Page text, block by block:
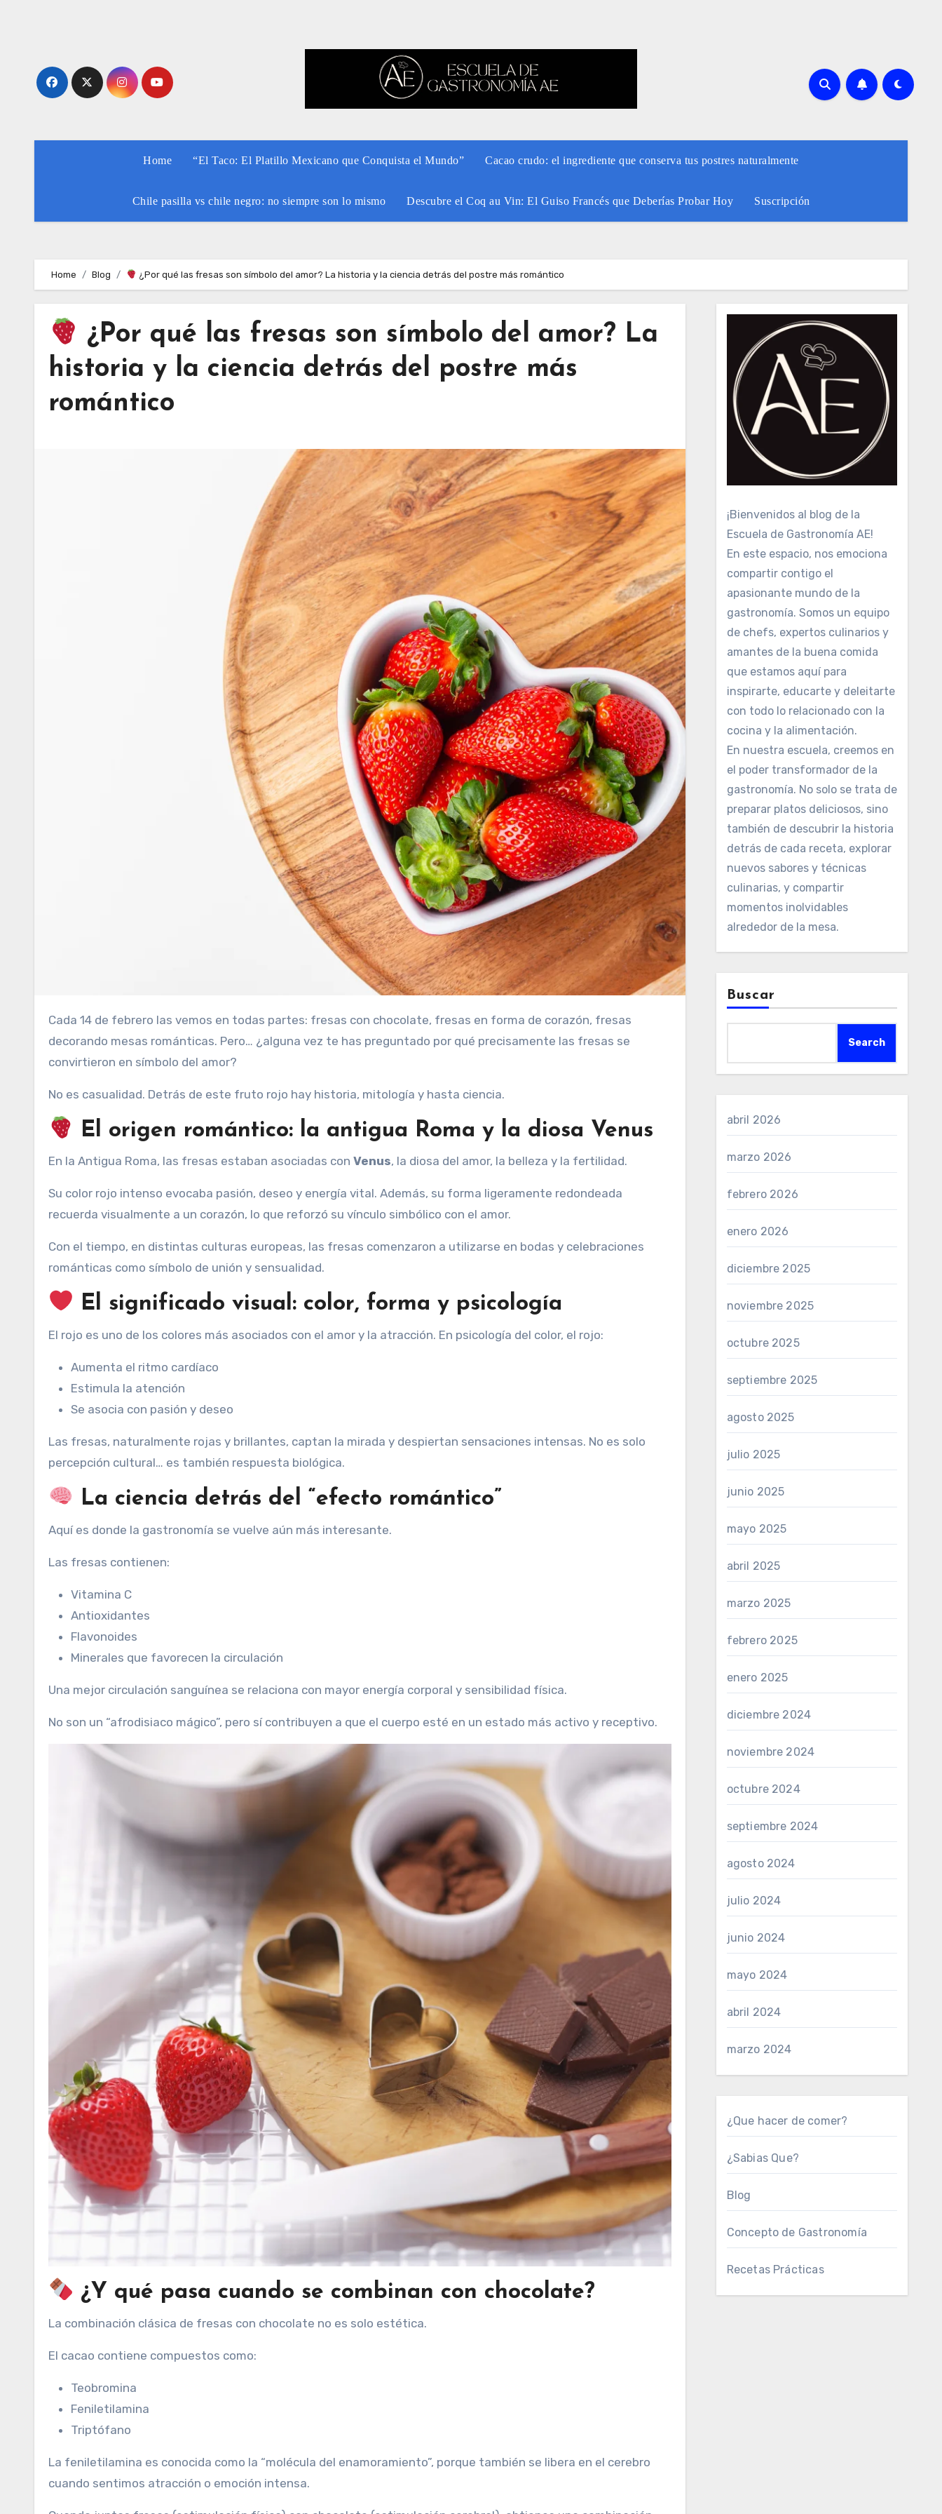
Home “El Taco: El Platillo Mexicano que Conquista el Mundo” Cacao crudo: el ingrediente que conserva tus postres naturalmente
Chile pasilla vs chile negro: no siempre son lo mismo Descubre el Coq au Vin: El Guiso Francés que Deberías Probar Hoy Suscripción
Home Blog ¿Por qué las fresas son símbolo del amor? La historia y la ciencia detrás del postre más romántico
¿Por qué las fresas son símbolo del amor? La
historia y la ciencia detrás del postre más
romántico
Cada 14 de febrero las vemos en todas partes: fresas con chocolate, fresas en forma de corazón, fresas
decorando mesas románticas. Pero… ¿alguna vez te has preguntado por qué precisamente las fresas se
convirtieron en símbolo del amor?
No es casualidad. Detrás de este fruto rojo hay historia, mitología y hasta ciencia.
El origen romántico: la antigua Roma y la diosa Venus
En la Antigua Roma, las fresas estaban asociadas con Venus, la diosa del amor, la belleza y la fertilidad.
Su color rojo intenso evocaba pasión, deseo y energía vital. Además, su forma ligeramente redondeada
recuerda visualmente a un corazón, lo que reforzó su vínculo simbólico con el amor.
Con el tiempo, en distintas culturas europeas, las fresas comenzaron a utilizarse en bodas y celebraciones
románticas como símbolo de unión y sensualidad.
El significado visual: color, forma y psicología
El rojo es uno de los colores más asociados con el amor y la atracción. En psicología del color, el rojo:
Aumenta el ritmo cardíaco
Estimula la atención
Se asocia con pasión y deseo
Las fresas, naturalmente rojas y brillantes, captan la mirada y despiertan sensaciones intensas. No es solo
percepción cultural… es también respuesta biológica.
La ciencia detrás del “efecto romántico”
Aquí es donde la gastronomía se vuelve aún más interesante.
Las fresas contienen:
Vitamina C
Antioxidantes
Flavonoides
Minerales que favorecen la circulación
Una mejor circulación sanguínea se relaciona con mayor energía corporal y sensibilidad física.
No son un “afrodisiaco mágico”, pero sí contribuyen a que el cuerpo esté en un estado más activo y receptivo.
¿Y qué pasa cuando se combinan con chocolate?
La combinación clásica de fresas con chocolate no es solo estética.
El cacao contiene compuestos como:
Teobromina
Feniletilamina
Triptófano
La feniletilamina es conocida como la “molécula del enamoramiento”, porque también se libera en el cerebro
cuando sentimos atracción o emoción intensa.
¡Bienvenidos al blog de la
Escuela de Gastronomía AE!
En este espacio, nos emociona
compartir contigo el
apasionante mundo de la
gastronomía. Somos un equipo
de chefs, expertos culinarios y
amantes de la buena comida
que estamos aquí para
inspirarte, educarte y deleitarte
con todo lo relacionado con la
cocina y la alimentación.
En nuestra escuela, creemos en
el poder transformador de la
gastronomía. No solo se trata de
preparar platos deliciosos, sino
también de descubrir la historia
detrás de cada receta, explorar
nuevos sabores y técnicas
culinarias, y compartir
momentos inolvidables
alrededor de la mesa.
Buscar
Search
abril 2026
marzo 2026
febrero 2026
enero 2026
diciembre 2025
noviembre 2025
octubre 2025
septiembre 2025
agosto 2025
julio 2025
junio 2025
mayo 2025
abril 2025
marzo 2025
febrero 2025
enero 2025
diciembre 2024
noviembre 2024
octubre 2024
septiembre 2024
agosto 2024
julio 2024
junio 2024
mayo 2024
abril 2024
marzo 2024
¿Que hacer de comer?
¿Sabias Que?
Blog
Concepto de Gastronomía
Recetas Prácticas